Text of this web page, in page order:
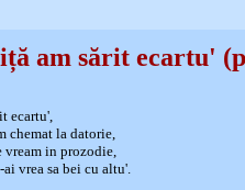
am sărit ecartu'
ecartu',
chemat la datorie,
vream in prozodie,
vrea sa bei cu altu'.